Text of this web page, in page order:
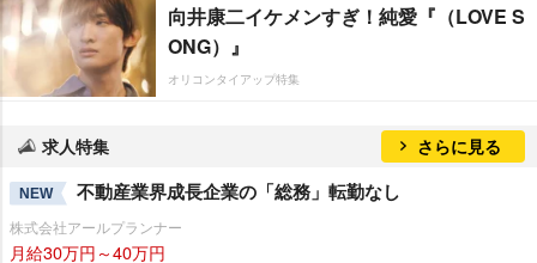
向井康二イケメンすぎ！純愛『（LOVE S
ONG）』
オリコンタイアップ特集
求人特集 さらに見る
NEW 不動産業界成長企業の「総務」転勤なし
株式会社アールプランナー
月給30万円～40万円